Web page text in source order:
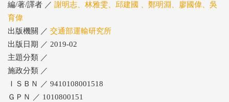
編/著/譯者 ／ 謝明志、林雅雯、邱建國 、鄭明淵、廖國偉、吳
育偉
出版機關 ／ 交通部運輸研究所
出版日期 ／ 2019-02
主題分類 ／
施政分類 ／
ＩＳＢＮ ／ 9410108001518
ＧＰＮ ／ 1010800151